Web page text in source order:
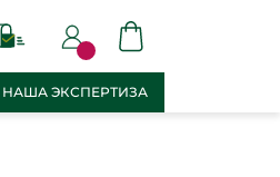
НАША ЭКСПЕРТИЗА